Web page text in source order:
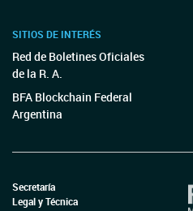
SITIOS DE INTERÉS
Red de Boletines Oficiales
de la R. A.
BFA Blockchain Federal
Argentina
Secretaría
Legal y Técnica